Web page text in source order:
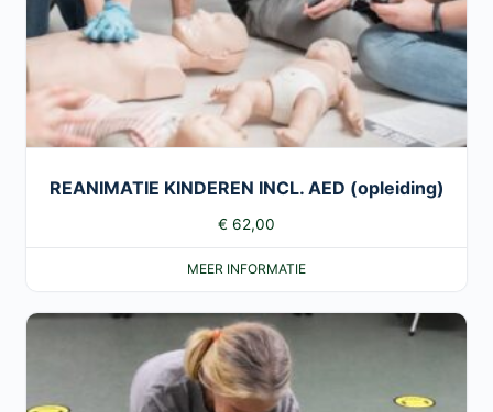
REANIMATIE KINDEREN INCL. AED (opleiding)
€ 62,00
MEER INFORMATIE